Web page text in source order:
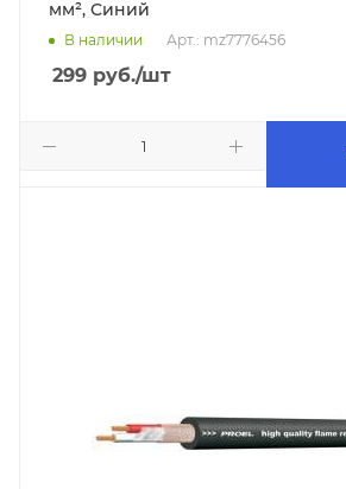
мм², Синий
В наличии Арт.: mz7776456
299 руб./шт